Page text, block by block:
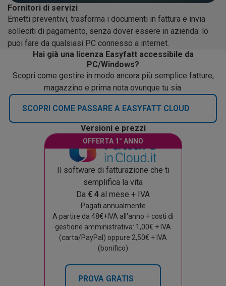
Fornitori di servizi
Emetti preventivi, trasforma i documenti in fattura e invia
solleciti di pagamento, senza dover essere in azienda: lo
puoi fare da qualsiasi PC connesso a internet.
Hai già una licenza Easyfatt accessibile da
PC/Windows?
Scopri come gestire in modo ancora più semplice fatture,
magazzino e prima nota ovunque tu sia.
SCOPRI COME PASSARE A EASYFATT CLOUD
Versioni e prezzi
OFFERTA 1° ANNO
Il software di fatturazione che ti
semplifica la vita
Da € 4 al mese + IVA
Pagati annualmente
A partire da 48€+IVA all'anno + costi di
gestione amministrativa: 1,00€ + IVA
(carta/PayPal) oppure 2,50€ + IVA
(bonifico)
PROVA GRATIS